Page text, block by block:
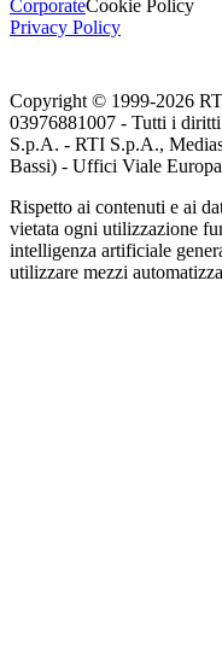
CorporateCookie Policy
Privacy Policy
Copyright © 1999-2026
03976881007 - Tutti i
S.p.A. - RTI S.p.A.,
Bassi) - Uffici Viale
Rispetto ai contenuti e ai
vietata ogni utilizzazione
intelligenza artificiale
utilizzare mezzi